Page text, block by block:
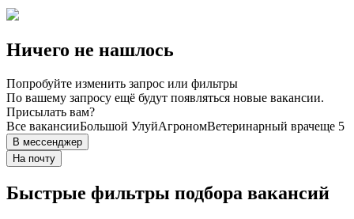
Ничего не нашлось
Попробуйте изменить запрос или фильтры
По вашему запросу ещё будут появляться новые вакансии.
Присылать вам?
Все вакансииБольшой УлуйАгрономВетеринарный врачеще 5
В мессенджер
На почту
Быстрые фильтры подбора вакансий